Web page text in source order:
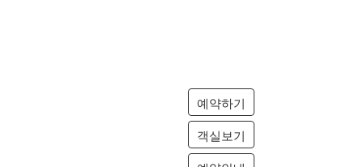
예약하기
객실보기